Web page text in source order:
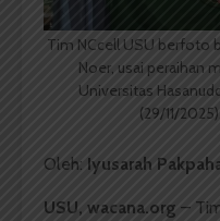
Tim NCcell USU berfoto
Noer, usai peraihan
Universitas
(29/11/
Oleh: Iyusarah
USU, wacana.org –